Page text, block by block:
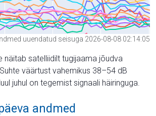
uuendatud seisuga 2026-08-08 02:14:05
näitab satelliidilt tugijaama jõudva
väärtust vahemikus 38–54 dB
juhul on tegemist signaali häiringuga.
andmed